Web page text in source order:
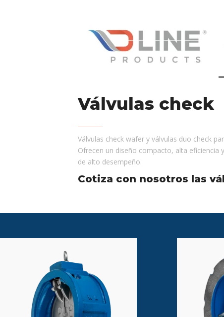
Válvulas check
Válvulas check wafer y válvulas duo check
Ofrecen un diseño compacto, alta eficiencia
de alto desempeño.
Cotiza con nosotros las